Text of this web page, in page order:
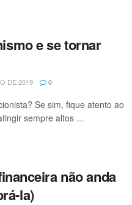
e se tornar
DE 2019 0
Se sim, fique atento ao
sempre altos ...
não anda
la)